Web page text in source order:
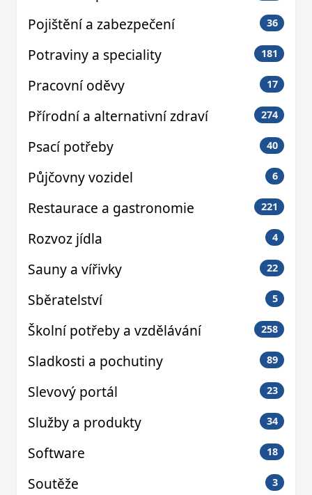
Pojištění a zabezpečení
36
Potraviny a speciality 181
Pracovní oděvy 17
Přírodní a alternativní zdraví 274
Psací potřeby 40
Půjčovny vozidel 6
Restaurace a gastronomie 221
Rozvoz jídla 4
Sauny a vířivky 22
Sběratelství 5
Školní potřeby a vzdělávání 258
Sladkosti a pochutiny 89
Slevový portál 23
Služby a produkty 34
Software 18
Soutěže 3